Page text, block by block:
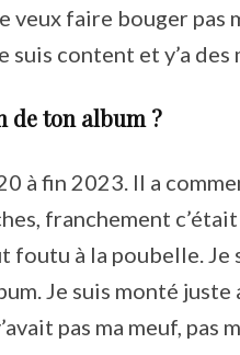
faire bouger pas
suis content et y’a
de ton album ?
à fin 2023. Il a
franchement
à la poubelle. Je
Je suis monté
pas ma meuf, pas